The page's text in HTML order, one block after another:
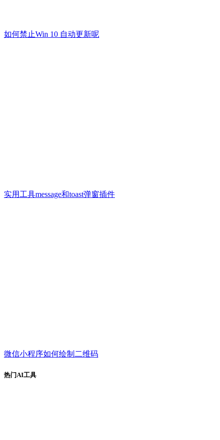
如何禁止Win 10 自动更新呢
实用工具message和toast弹窗插件
微信小程序如何绘制二维码
热门AI工具